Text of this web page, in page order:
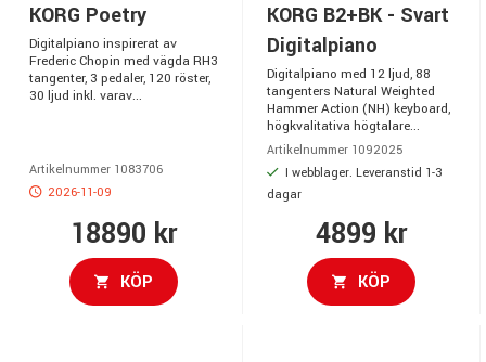
KORG Poetry
Digitalpiano inspirerat av
Frederic Chopin med vägda RH3
tangenter, 3 pedaler, 120 röster,
30 ljud inkl. varav...
Artikelnummer 1083706
2026-11-09
18890 kr
KÖP
KORG B2+BK - Svart
Digitalpiano
Digitalpiano med 12 ljud, 88
tangenters Natural Weighted
Hammer Action (NH) keyboard,
högkvalitativa högtalare...
Artikelnummer 1092025
I webblager. Leveranstid 1-3
dagar
4899 kr
KÖP